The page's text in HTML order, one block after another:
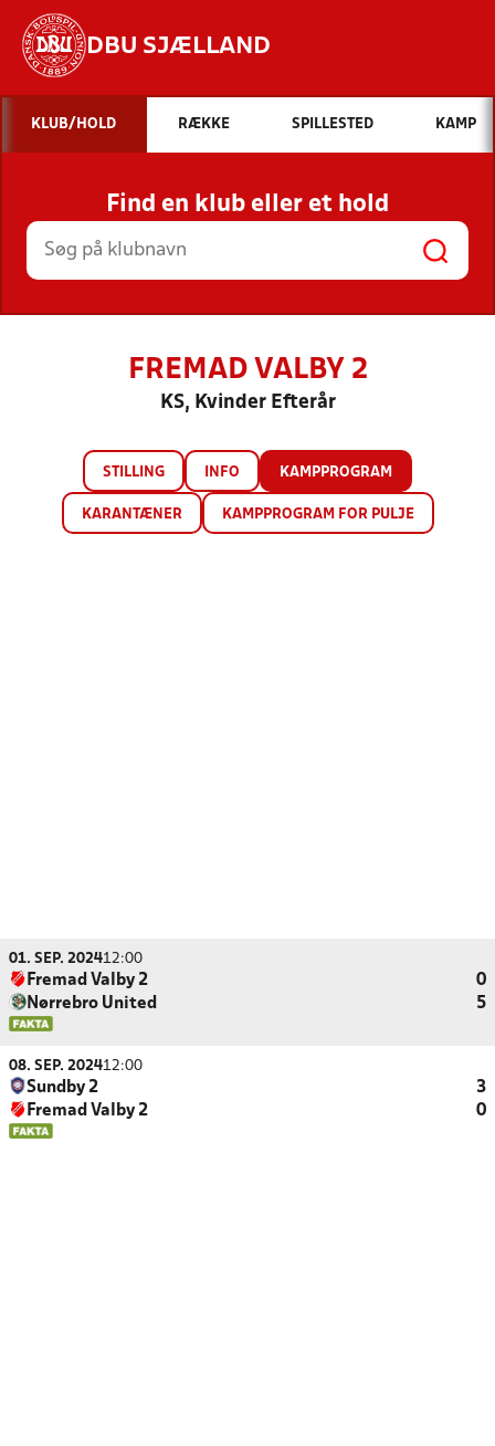
DBU SJÆLLAND
Hvad vil du søge efter?
INDHOLD OG NYHEDER
STILLINGER, RESULTATER, KLUBBER OG
HOLD
KLUB/HOLD RÆKKE SPILLESTED KAMP
Find en klub eller et hold
FREMAD VALBY 2
KS, Kvinder Efterår
STILLING INFO KAMPPROGRAM
KARANTÆNER KAMPPROGRAM FOR PULJE
01. SEP. 202412:00
Fremad Valby 2
0
Nørrebro United
5
08. SEP. 202412:00
Sundby 2
3
Fremad Valby 2
0